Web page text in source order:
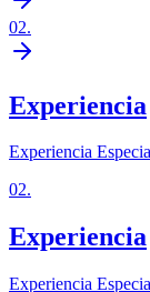
02.
Experiencia
Experiencia
02.
Experiencia
Experiencia